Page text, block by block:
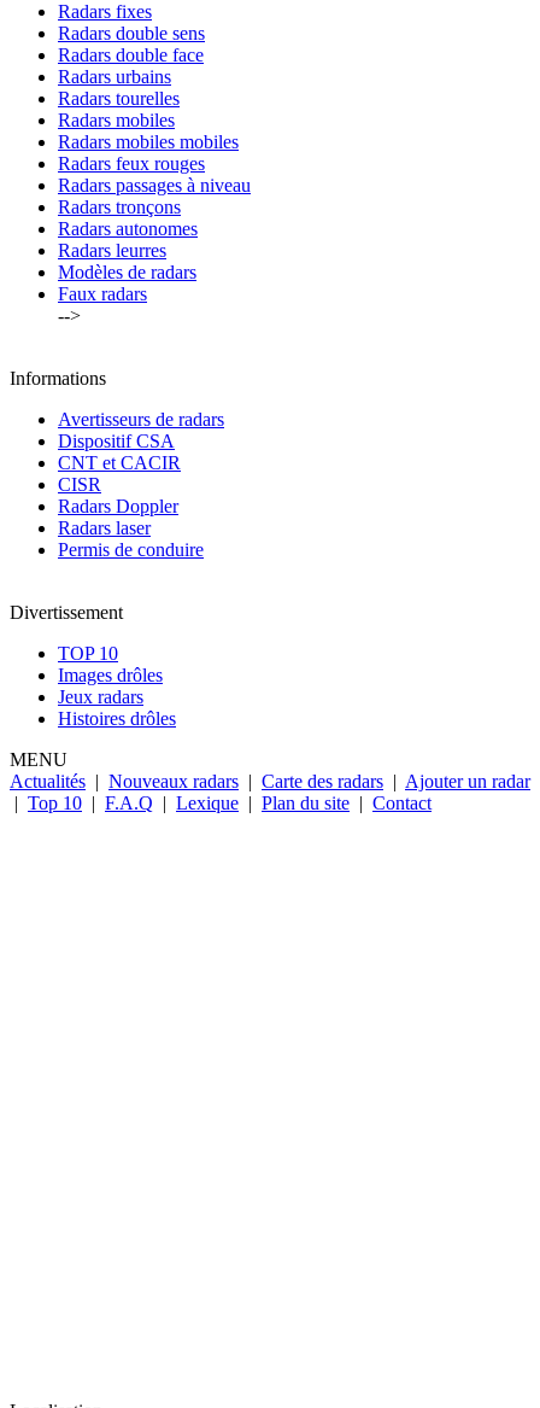
Radars fixes
Radars double sens
Radars double face
Radars urbains
Radars tourelles
Radars mobiles
Radars mobiles mobiles
Radars feux rouges
Radars passages à niveau
Radars tronçons
Radars autonomes
Radars leurres
Modèles de radars
Faux radars
-->
Informations
Avertisseurs de radars
Dispositif CSA
CNT et CACIR
CISR
Radars Doppler
Radars laser
Permis de conduire
Divertissement
TOP 10
Images drôles
Jeux radars
Histoires drôles
MENU
Actualités | Nouveaux radars | Carte des radars | Ajouter un radar
| Top 10 | F.A.Q | Lexique | Plan du site | Contact